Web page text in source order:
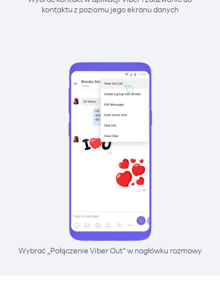
kontaktu z poziomu jego ekranu danych
Wybrać „Połączenie Viber Out” w nagłówku rozmowy